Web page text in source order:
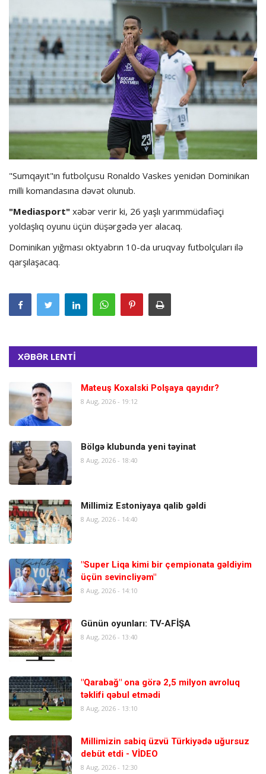
Hadisə
Olimpiada
Layihə
İdman növləri
"Sumqayıt"ın futbolçusu Ronaldo Vaskes yenidən Dominikan
milli komandasına dəvət olunub.
"Mediasport" xəbər verir ki, 26 yaşlı yarımmüdafiəçi
yoldaşlıq oyunu üçün düşərgədə yer alacaq.
Dominikan yığması oktyabrın 10-da uruqvay futbolçuları ilə
qarşılaşacaq.
XƏBƏR LENTİ
Mateuş Koxalski Polşaya qayıdır?
8 Aug, 2026 - 19:12
Bölgə klubunda yeni təyinat
8 Aug, 2026 - 18:40
Millimiz Estoniyaya qalib gəldi
8 Aug, 2026 - 14:40
"Super Liqa kimi bir çempionata gəldiyim
üçün sevincliyəm"
8 Aug, 2026 - 14:10
Günün oyunları: TV-AFİŞA
8 Aug, 2026 - 13:40
"Qarabağ" ona görə 2,5 milyon avroluq
təklifi qəbul etmədi
8 Aug, 2026 - 13:10
Millimizin sabiq üzvü Türkiyədə uğursuz
debüt etdi - VİDEO
8 Aug, 2026 - 12:30